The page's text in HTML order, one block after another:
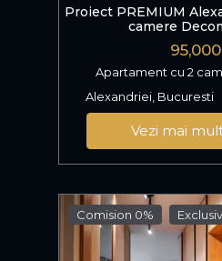
Proiect PREMIUM
camere
Apartament cu 2
Alexandriei, Bucuresti
Vezi mai
Comision 0%